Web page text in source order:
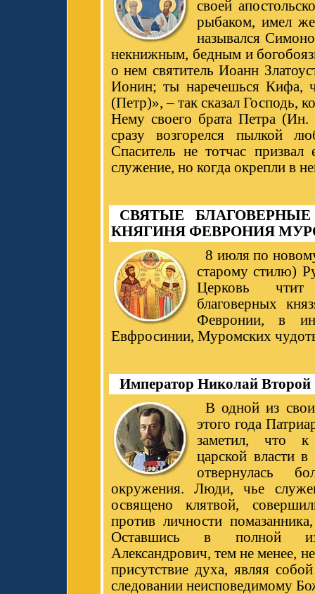
своей
рыбаком, имел
назывался
некнижным, бедным и
о нем святитель Иоанн
Ионин; ты наречешься Кифа,
(Петр)», – так сказал Господь,
Нему своего брата Петра
сразу возгорелся пылкой
Спаситель не тотчас призвал
служение, но когда окрепли в
СВЯТЫЕ
КНЯГИНЯ ФЕВРОНИЯ
8 июля по
старому стилю)
Церковь
благоверных
Февронии, в
Евфросинии, Муромских
Император Николай Второй
В одной из
этого года
заметил, что к
царской власти
отвернулась
окружения. Люди, чье
освящено клятвой,
против личности
Оставшись в полной
Александрович, тем не менее,
присутствие духа, являя
следовании неисповедимому